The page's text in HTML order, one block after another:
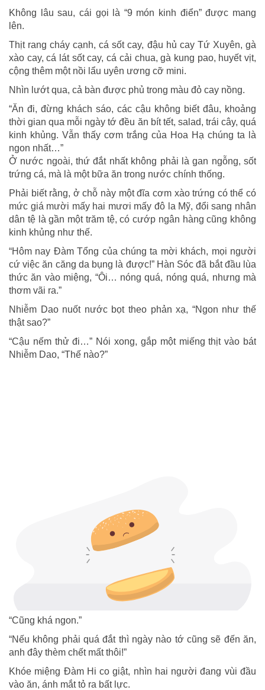
Không lâu sau, cái gọi là “9 món kinh điển” được mang
lên.
Thịt rang cháy cạnh, cá sốt cay, đậu hủ cay Tứ Xuyên, gà
xào cay, cá lát sốt cay, cá cải chua, gà kung pao, huyết vịt,
cộng thêm một nồi lẩu uyên ương cỡ mini.
Nhìn lướt qua, cả bàn được phủ trong màu đỏ cay nồng.
“Ăn đi, đừng khách sáo, các cậu không biết đâu, khoảng
thời gian qua mỗi ngày tớ đều ăn bít tết, salad, trái cây, quá
kinh khủng. Vẫn thấy cơm trắng của Hoa Hạ chúng ta là
ngon nhất…”
Ở nước ngoài, thứ đắt nhất không phải là gan ngỗng, sốt
trứng cá, mà là một bữa ăn trong nước chính thống.
Phải biết rằng, ở chỗ này một đĩa cơm xào trứng có thể có
mức giá mười mấy hai mươi mấy đô la Mỹ, đổi sang nhân
dân tệ là gần một trăm tệ, có cướp ngân hàng cũng không
kinh khủng như thế.
“Hôm nay Đàm Tổng của chúng ta mời khách, mọi người
cứ việc ăn căng da bụng là được!” Hàn Sóc đã bắt đầu lùa
thức ăn vào miệng, “Ôi… nóng quá, nóng quá, nhưng mà
thơm vãi ra.”
Nhiễm Dao nuốt nước bọt theo phản xạ, “Ngon như thế
thật sao?”
“Cậu nếm thử đi…” Nói xong, gắp một miếng thịt vào bát
Nhiễm Dao, “Thế nào?”
“Cũng khá ngon.”
“Nếu không phải quá đắt thì ngày nào tớ cũng sẽ đến ăn,
anh đây thèm chết mất thôi!”
Khóe miệng Đàm Hi co giật, nhìn hai người đang vùi đầu
vào ăn, ánh mắt tỏ ra bất lực.